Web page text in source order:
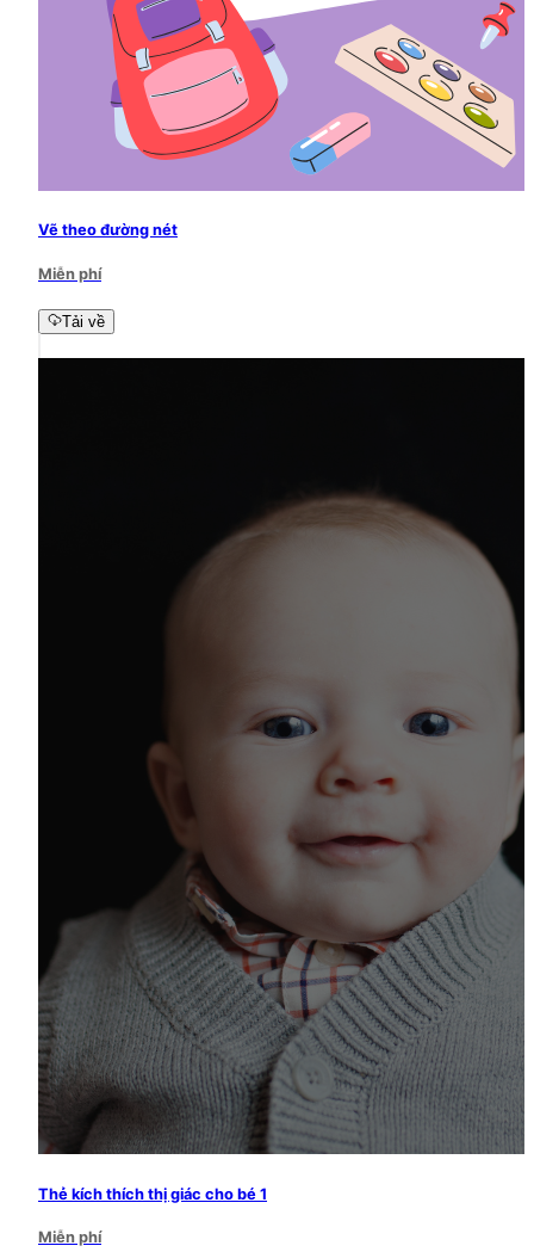
Vẽ theo đường nét
Miễn phí
Tải về
Thẻ kích thích thị giác cho bé 1
Miễn phí